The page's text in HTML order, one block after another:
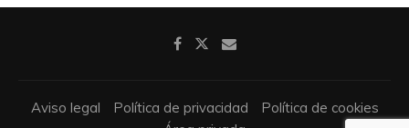
Aviso legal Política de privacidad
Política de cookies